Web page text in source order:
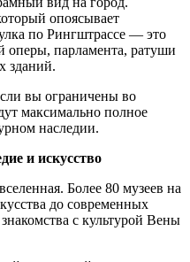
опоясывает
по Рингштрассе — это
оперы, парламента, ратуши
зданий.
вы ограничены во
максимально полное
наследии.
и искусство
Более 80 музеев на
до современных
с культурой Вены